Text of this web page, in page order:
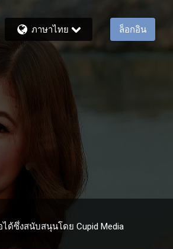
ภาษาไทย ล็อกอิน
ได้ซึ่งสนับสนุนโดย Cupid Media